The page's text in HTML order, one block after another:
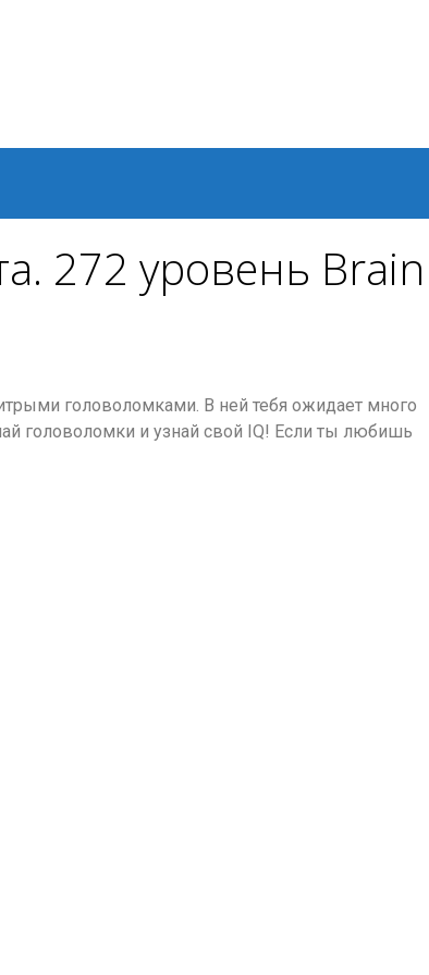
272 уровень Brain
головоломками. В ней тебя ожидает много
головоломки и узнай свой IQ! Если ты любишь